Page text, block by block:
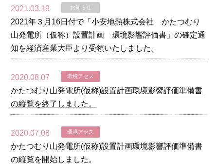
2021.03.19 お知らせ
2021年３月16日付で「小安地熱株式会社 かたつむり
山発電所（仮称）設置計画 環境影響評価書」の確定通
知を経済産業大臣より受領いたしました。
2020.08.07 環境アセス
かたつむり山発電所(仮称)設置計画環境影響評価準備書
の縦覧を終了しました。
2020.07.08 環境アセス
かたつむり山発電所(仮称)設置計画環境影響評価準備書
の縦覧を開始しました。